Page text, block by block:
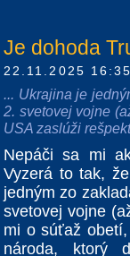
Je dohoda
22.11.2025
... Ukrajina je
2. svetovej vojne
USA zaslúži
Nepáči sa mi
Vyzerá to tak,
jedným zo
svetovej vojne
mi o súťaž
národa, ktorý